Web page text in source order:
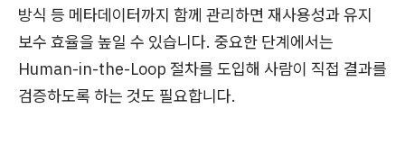
방식 등 메타데이터까지 함께 관리하면 재사용성과 유지
보수 효율을 높일 수 있습니다. 중요한 단계에서는
Human-in-the-Loop 절차를 도입해 사람이 직접 결과를
검증하도록 하는 것도 필요합니다.